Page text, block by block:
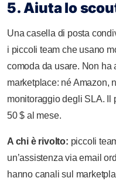
5. Aiuta lo
Una casella di posta
i piccoli team che usano
comoda da usare. Non ha
marketplace: né Amazon,
monitoraggio degli SLA. Il
50 $ al mese.
A chi è rivolto: piccoli
un’assistenza via email
hanno canali sul